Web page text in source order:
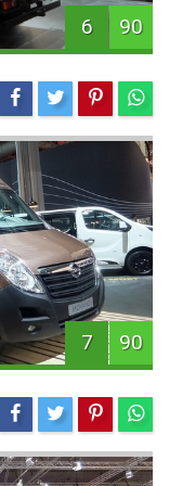
6 90
7 90